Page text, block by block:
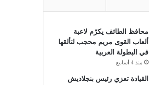
محافظ الطائف يكرّم لاعبة
ألعاب القوى مريم محجب لتألقها
في البطولة العربية
منذ 4 أسابيع
القيادة تعزي رئيس بنجلاديش